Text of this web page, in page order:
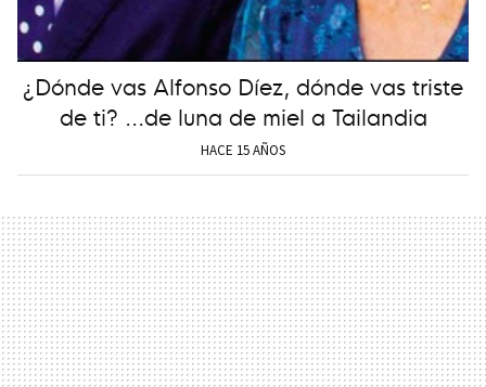
¿Dónde vas Alfonso Díez, dónde vas triste
de ti? ...de luna de miel a Tailandia
HACE 15 AÑOS